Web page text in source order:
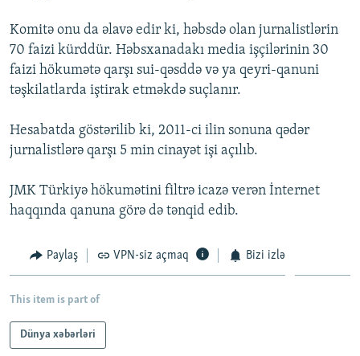
KARIKATURA
İSLAM VƏ DEMOKRATIYA
İZ - MƏDƏNIYYƏT PROQRAMI
PEŞƏ ETIKASI VƏ JURNALISTIKA STANDARTLARIMIZ
MATERIALLARIMIZDAN ISTIFADƏ
AZADLIQRADIOSU MOBIL TELEFONUNUZDA
BIZIMLƏ ƏLAQƏ
XƏBƏR BÜLLETENLƏRIMIZ
BIZI IZLƏ
RFE/RL-in bütün saytları
Komitə onu da əlavə edir ki, həbsdə olan jurnalistlərin
70 faizi kürddür. Həbsxanadakı media işçilərinin 30
faizi hökumətə qarşı sui-qəsddə və ya qeyri-qanuni
təşkilatlarda iştirak etməkdə suçlanır.
Hesabatda göstərilib ki, 2011-ci ilin sonuna qədər
jurnalistlərə qarşı 5 min cinayət işi açılıb.
JMK Türkiyə hökumətini filtrə icazə verən İnternet
haqqında qanuna görə də tənqid edib.
Paylaş VPN-siz açmaq Bizi izlə
This item is part of
Dünya xəbərləri